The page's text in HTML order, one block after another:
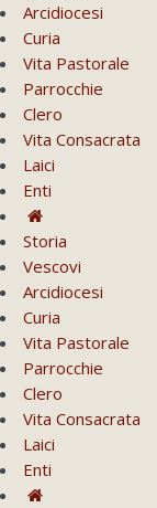
Arcidiocesi
Curia
Vita Pastorale
Parrocchie
Clero
Vita Consacrata
Laici
Enti
Storia
Vescovi
Arcidiocesi
Curia
Vita Pastorale
Parrocchie
Clero
Vita Consacrata
Laici
Enti